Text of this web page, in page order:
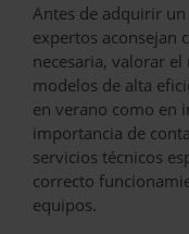
Antes de adquirir
expertos aconsejan
necesaria, valorar
modelos de alta
en verano como en
importancia de
servicios técnicos
correcto
equipos.